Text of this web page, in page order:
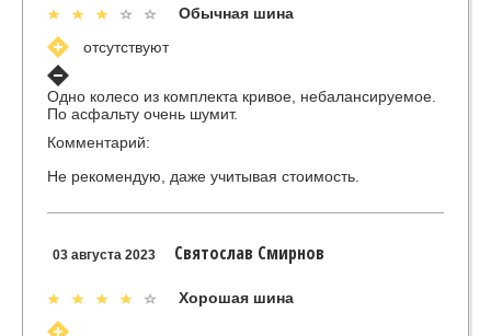
Обычная шина
отсутствуют
Одно колесо из комплекта кривое, небалансируемое.
По асфальту очень шумит.
Комментарий:
Не рекомендую, даже учитывая стоимость.
03 августа 2023 Святослав Смирнов
Хорошая шина